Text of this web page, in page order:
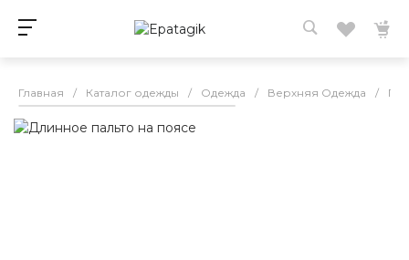
Главная / Каталог одежды / Одежда / Верхняя Одежда /